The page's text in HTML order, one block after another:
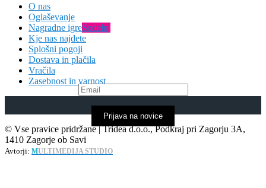
O nas
Oglaševanje
Nagradne igreSodeluj
Kje nas najdete
Splošni pogoji
Dostava in plačila
Vračila
Zasebnost in varnost
Prijava na novice
© Vse pravice pridržane | Tridea d.o.o., Podkraj pri Zagorju 3A,
1410 Zagorje ob Savi
Avtorji: MULTIMEDIJA STUDIO